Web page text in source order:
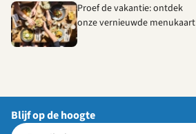
Proef de vakantie: ontdek
onze vernieuwde menukaart
Blijf op de hoogte